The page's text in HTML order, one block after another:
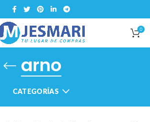
0
arno
CATEGORÍAS